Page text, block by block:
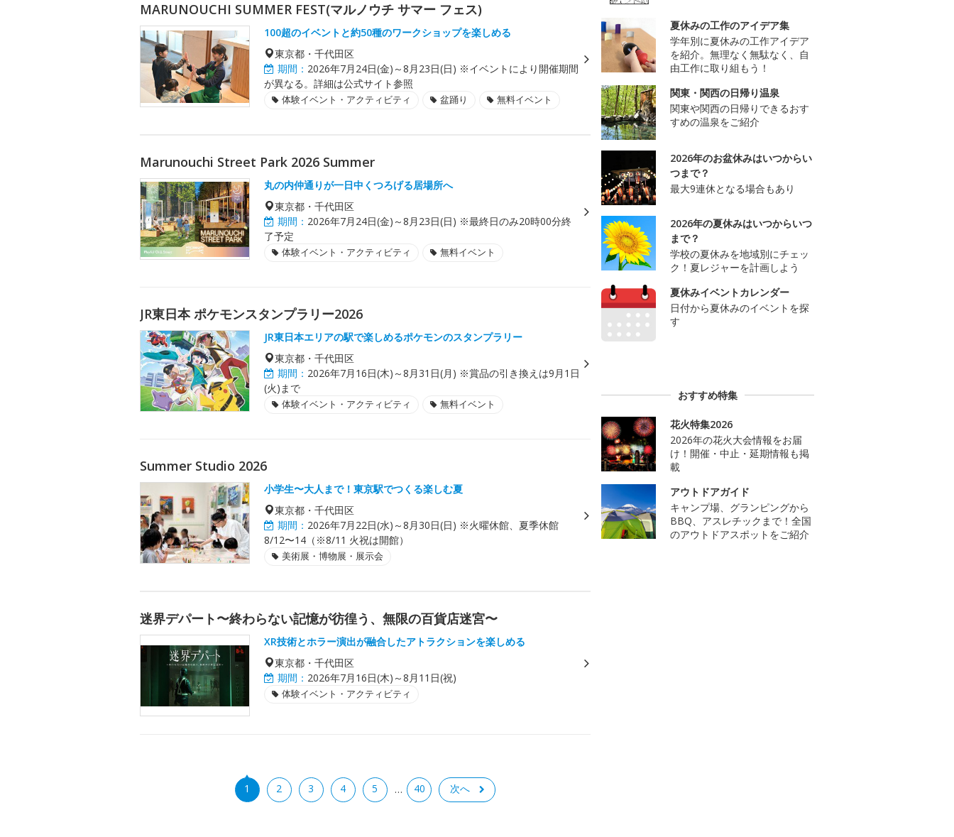
MARUNOUCHI SUMMER FEST(マルノウチ サマー フェス)
100超のイベントと約50種のワークショップを楽しめる
東京都・千代田区
期間： 2026年7月24日(金)～8月23日(日) ※イベントにより開催期間
が異なる。詳細は公式サイト参照
体験イベント・アクティビティ 盆踊り 無料イベント
Marunouchi Street Park 2026 Summer
丸の内仲通りが一日中くつろげる居場所へ
東京都・千代田区
期間： 2026年7月24日(金)～8月23日(日) ※最終日のみ20時00分終
了予定
体験イベント・アクティビティ 無料イベント
JR東日本 ポケモンスタンプラリー2026
JR東日本エリアの駅で楽しめるポケモンのスタンプラリー
東京都・千代田区
期間： 2026年7月16日(木)～8月31日(月) ※賞品の引き換えは9月1日
(火)まで
体験イベント・アクティビティ 無料イベント
Summer Studio 2026
小学生〜大人まで！東京駅でつくる楽しむ夏
東京都・千代田区
期間： 2026年7月22日(水)～8月30日(日) ※火曜休館、夏季休館
8/12〜14（※8/11 火祝は開館）
美術展・博物展・展示会
迷界デパート〜終わらない記憶が彷徨う、無限の百貨店迷宮〜
XR技術とホラー演出が融合したアトラクションを楽しめる
東京都・千代田区
期間： 2026年7月16日(木)～8月11日(祝)
体験イベント・アクティビティ
1 2 3 4 5 … 40 次へ
夏休みの工作のアイデア集
学年別に夏休みの工作アイデア
を紹介。無理なく無駄なく、自
由工作に取り組もう！
関東・関西の日帰り温泉
関東や関西の日帰りできるおす
すめの温泉をご紹介
2026年のお盆休みはいつからい
つまで？
最大9連休となる場合もあり
2026年の夏休みはいつからいつ
まで？
学校の夏休みを地域別にチェッ
ク！夏レジャーを計画しよう
夏休みイベントカレンダー
日付から夏休みのイベントを探
す
おすすめ特集
花火特集2026
2026年の花火大会情報をお届
け！開催・中止・延期情報も掲
載
アウトドアガイド
キャンプ場、グランピングから
BBQ、アスレチックまで！全国
のアウトドアスポットをご紹介